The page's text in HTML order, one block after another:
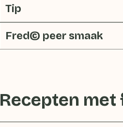
Tip
Fred© peer smaak
Recepten met